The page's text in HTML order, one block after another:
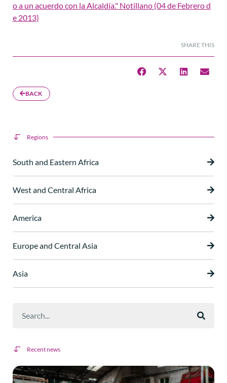
o a un acuerdo con la Alcaldía." Notillano (04 de Febrero d
e 2013)
SHARE THIS
BACK
Regions
South and Eastern Africa
West and Central Africa
America
Europe and Central Asia
Asia
Recent news